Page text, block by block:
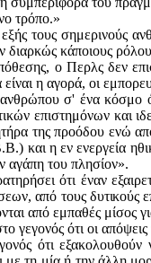
τρόπο.»
τους σημερινούς
διαρκώς κάποιους
ο Περλς δεν
η αγορά, οι εμπο
σ' ένα κόσμο
επιστημόνων και
της προόδου ενώ
και η εν ενεργεία
αγάπη του πλησίον».
ότι έναν
από τους δυτικούς
από εμπαθές μίσος
γεγονός ότι οι
ότι